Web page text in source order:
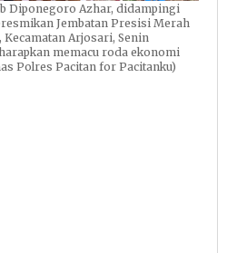
Diponegoro Azhar, didampingi
Jembatan Presisi Merah
Arjosari, Senin
memacu roda ekonomi
Polres Pacitan for Pacitanku)